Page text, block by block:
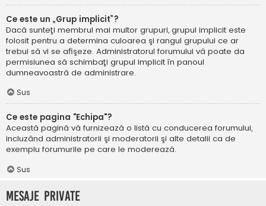
Ce este un „Grup implicit”?
Dacă sunteţi membrul mai multor grupuri, grupul implicit este
folosit pentru a determina culoarea şi rangul grupului ce ar
trebui să vi se afişeze. Administratorul forumului vă poate da
permisiunea să schimbaţi grupul implicit în panoul
dumneavoastră de administrare.
Sus
Ce este pagina "Echipa"?
Această pagină vă furnizează o listă cu conducerea forumului,
incluzând administratorii şi moderatorii şi alte detalii ca de
exemplu forumurile pe care le moderează.
Sus
Mesaje private